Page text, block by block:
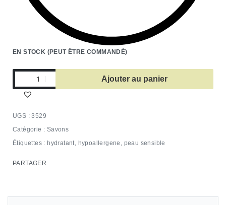
EN STOCK (PEUT ÊTRE COMMANDÉ)
Ajouter au panier
3529
Catégorie : Savons
Étiquettes : hydratant, hypoallergene , peau sensible
PARTAGER